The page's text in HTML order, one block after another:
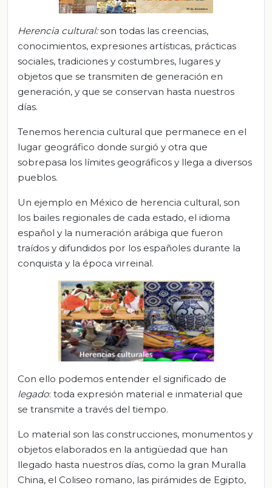
Herencia cultural:son todas las creencias,
conocimientos, expresiones artísticas, prácticas
sociales, tradiciones y costumbres, lugares y
objetos que se transmiten de generación en
generación, y que se conservan hasta nuestros
días.
Tenemos herencia cultural que permanece en el
lugar geográfico donde surgió y otra que
sobrepasa los límites geográficos y llega a diversos
pueblos.
Un ejemplo en México de herencia cultural, son
los bailes regionales de cada estado, el idioma
español y la numeración arábiga que fueron
traídos y difundidos por los españoles durante la
conquista y la época virreinal.
Con ello podemos entender el significado de
legado: toda expresión material e inmaterial que
se transmite a través del tiempo.
Lo material son las construcciones, monumentos y
objetos elaborados en la antigüedad que han
llegado hasta nuestros días, como la gran Muralla
China, el Coliseo romano, las pirámides de Egipto,